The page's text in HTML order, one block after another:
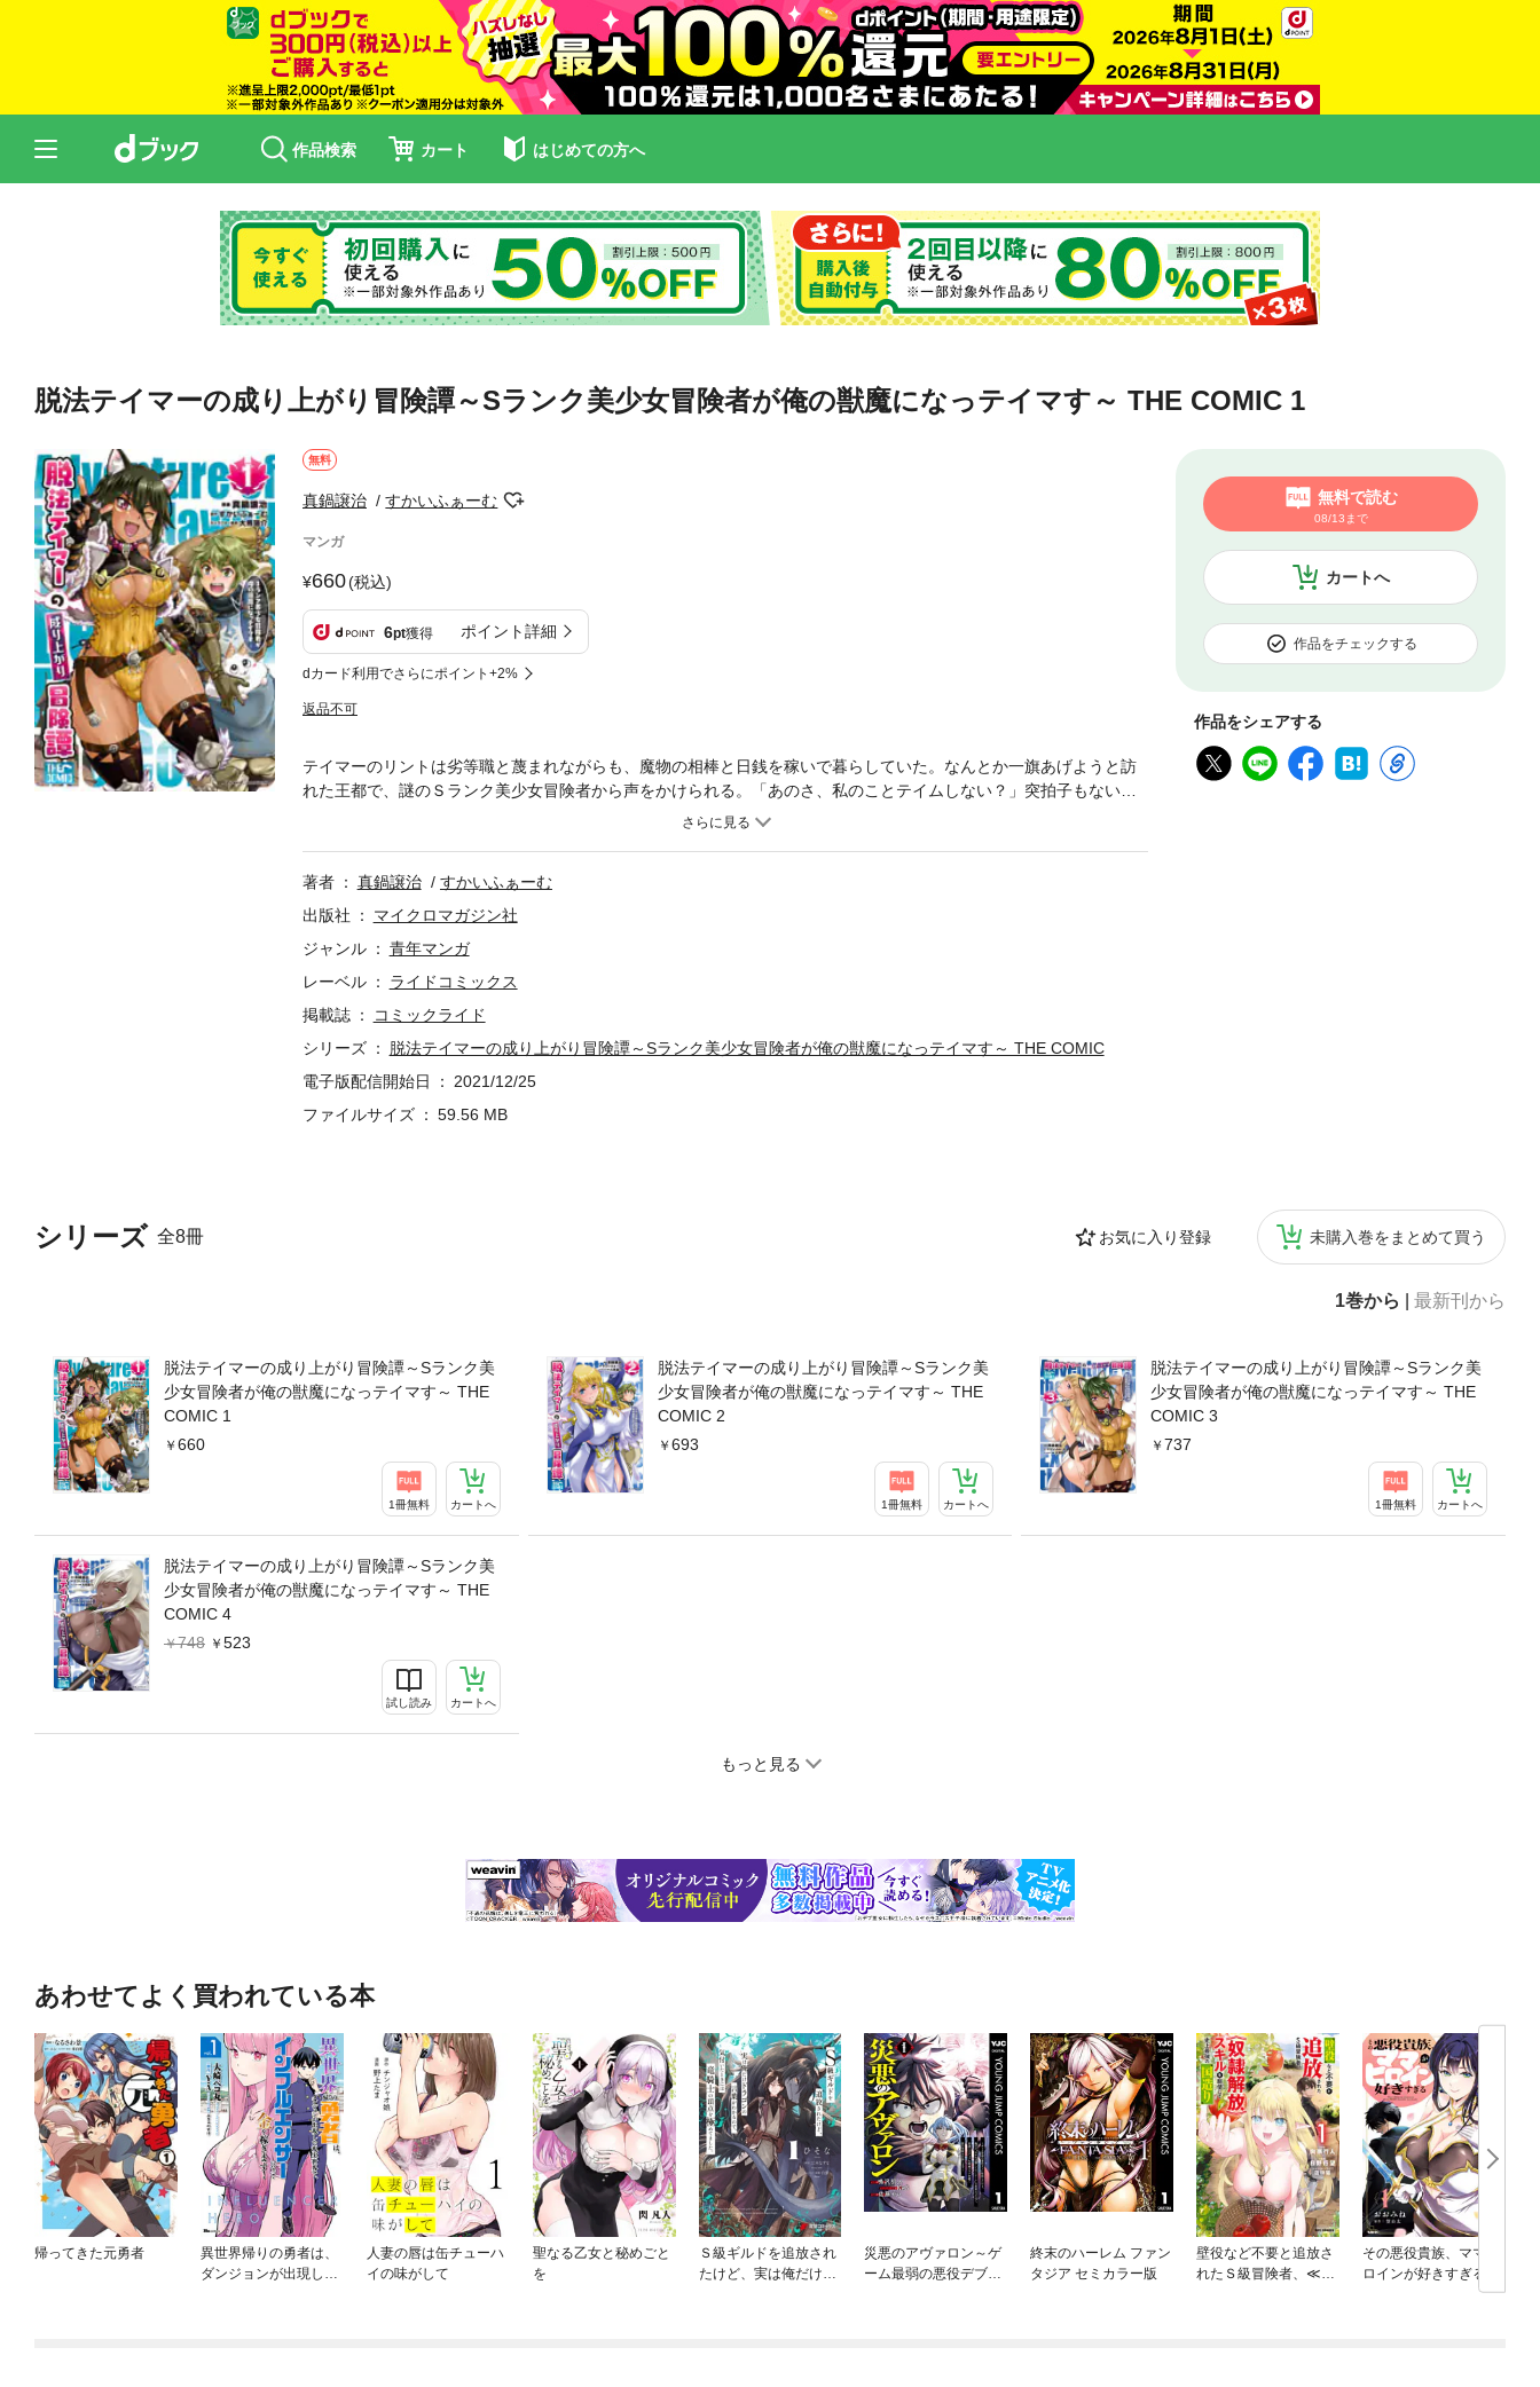
作品検索 カート はじめての方へ
脱法テイマーの成り上がり冒険譚～Sランク美少女冒険者が俺の獣魔になっテイマす～ THE COMIC 1
無料
真鍋譲治 すかいふぁーむ
マンガ
660(税込)
6pt獲得 ポイント詳細
dカード利用でさらにポイント+2%
返品不可
カートへ
無料で読む
08/13まで
作品をチェックする
作品をシェアする
シリーズ 全8冊 お気に入り登録 未購入巻をまとめて買う
1巻から 最新刊から
脱法テイマーの成り上がり冒険譚～Sランク美
少女冒険者が俺の獣魔になっテイマす～ THE
COMIC 1
660
1冊無料 カートへ
脱法テイマーの成り上がり冒険譚～Sランク美
少女冒険者が俺の獣魔になっテイマす～ THE
COMIC 2
693
1冊無料 カートへ
脱法テイマーの成り上がり冒険譚～Sランク美
少女冒険者が俺の獣魔になっテイマす～ THE
COMIC 3
737
1冊無料 カートへ
脱法テイマーの成り上がり冒険譚～Sランク美
少女冒険者が俺の獣魔になっテイマす～ THE
COMIC 4
748
523
試し読み カートへ
もっと見る
テイマーのリントは劣等職と蔑まれながらも、魔物の相棒と日銭を稼いで暮らしていた。なんとか一旗あげようと訪
れた王都で、謎のＳランク美少女冒険者から声をかけられる。「あのさ、私のことテイムしない？」突拍子もない提
案に面食らうリント。しかしここから彼の成り上がりが始まる……。強い女の子たちをテイムして最強パーティを作
著者
真鍋譲治
すかいふぁーむ
出版社
マイクロマガジン社
ジャンル
青年マンガ
レーベル
ライドコミックス
掲載誌
コミックライド
シリーズ
脱法テイマーの成り上がり冒険譚～Sランク美少女冒険者が俺の獣魔になっテイマす～ THE COMIC
電子版配信開始日
2021/12/25
ファイルサイズ
59.56 MB
あわせてよく買われている本
帰ってきた元勇者
異世界帰りの勇者は、
ダンジョンが出現した
人妻の唇は缶チューハ
イの味がして
聖なる乙女と秘めごと
を
Ｓ級ギルドを追放され
たけど、実は俺だけド
災悪のアヴァロン～ゲ
ーム最弱の悪役デブに
終末のハーレム ファン
タジア セミカラー版
壁役など不要と追放さ
れたＳ級冒険者、≪奴
その悪役貴族、ママヒ
ロインが好きすぎる